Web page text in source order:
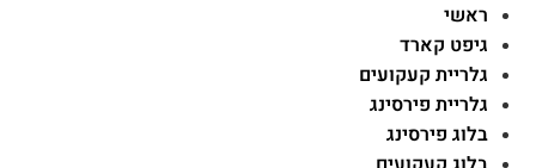
ראשי
גיפט קארד
גלריית קעקועים
גלריית פירסינג
בלוג פירסינג